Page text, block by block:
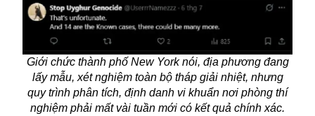
Giới chức thành phố New York nói, địa phương đang
lấy mẫu, xét nghiệm toàn bộ tháp giải nhiệt, nhưng
quy trình phân tích, định danh vi khuẩn nơi phòng thí
nghiệm phải mất vài tuần mới có kết quả chính xác.